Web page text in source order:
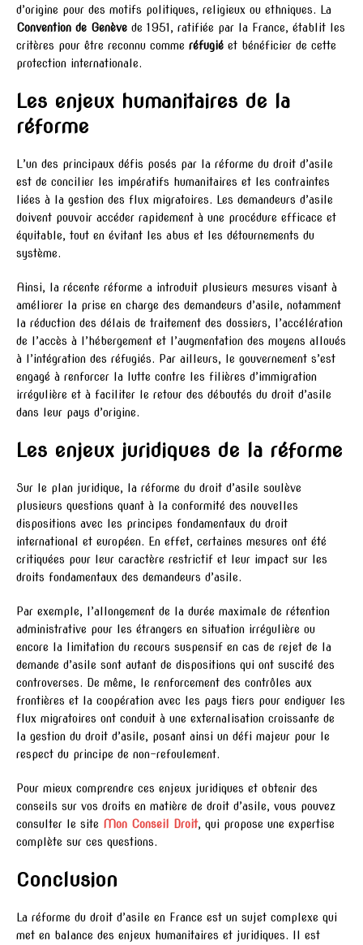
d’origine pour des motifs politiques, religieux ou ethniques. La
Convention de Genève de 1951, ratifiée par la France, établit les
critères pour être reconnu comme réfugié et bénéficier de cette
protection internationale.
Les enjeux humanitaires de la
réforme
L’un des principaux défis posés par la réforme du droit d’asile
est de concilier les impératifs humanitaires et les contraintes
liées à la gestion des flux migratoires. Les demandeurs d’asile
doivent pouvoir accéder rapidement à une procédure efficace et
équitable, tout en évitant les abus et les détournements du
système.
Ainsi, la récente réforme a introduit plusieurs mesures visant à
améliorer la prise en charge des demandeurs d’asile, notamment
la réduction des délais de traitement des dossiers, l’accélération
de l’accès à l’hébergement et l’augmentation des moyens alloués
à l’intégration des réfugiés. Par ailleurs, le gouvernement s’est
engagé à renforcer la lutte contre les filières d’immigration
irrégulière et à faciliter le retour des déboutés du droit d’asile
dans leur pays d’origine.
Les enjeux juridiques de la réforme
Sur le plan juridique, la réforme du droit d’asile soulève
plusieurs questions quant à la conformité des nouvelles
dispositions avec les principes fondamentaux du droit
international et européen. En effet, certaines mesures ont été
critiquées pour leur caractère restrictif et leur impact sur les
droits fondamentaux des demandeurs d’asile.
Par exemple, l’allongement de la durée maximale de rétention
administrative pour les étrangers en situation irrégulière ou
encore la limitation du recours suspensif en cas de rejet de la
demande d’asile sont autant de dispositions qui ont suscité des
controverses. De même, le renforcement des contrôles aux
frontières et la coopération avec les pays tiers pour endiguer les
flux migratoires ont conduit à une externalisation croissante de
la gestion du droit d’asile, posant ainsi un défi majeur pour le
respect du principe de non-refoulement.
Pour mieux comprendre ces enjeux juridiques et obtenir des
conseils sur vos droits en matière de droit d’asile, vous pouvez
consulter le site Mon Conseil Droit, qui propose une expertise
complète sur ces questions.
Conclusion
La réforme du droit d’asile en France est un sujet complexe qui
met en balance des enjeux humanitaires et juridiques. Il est